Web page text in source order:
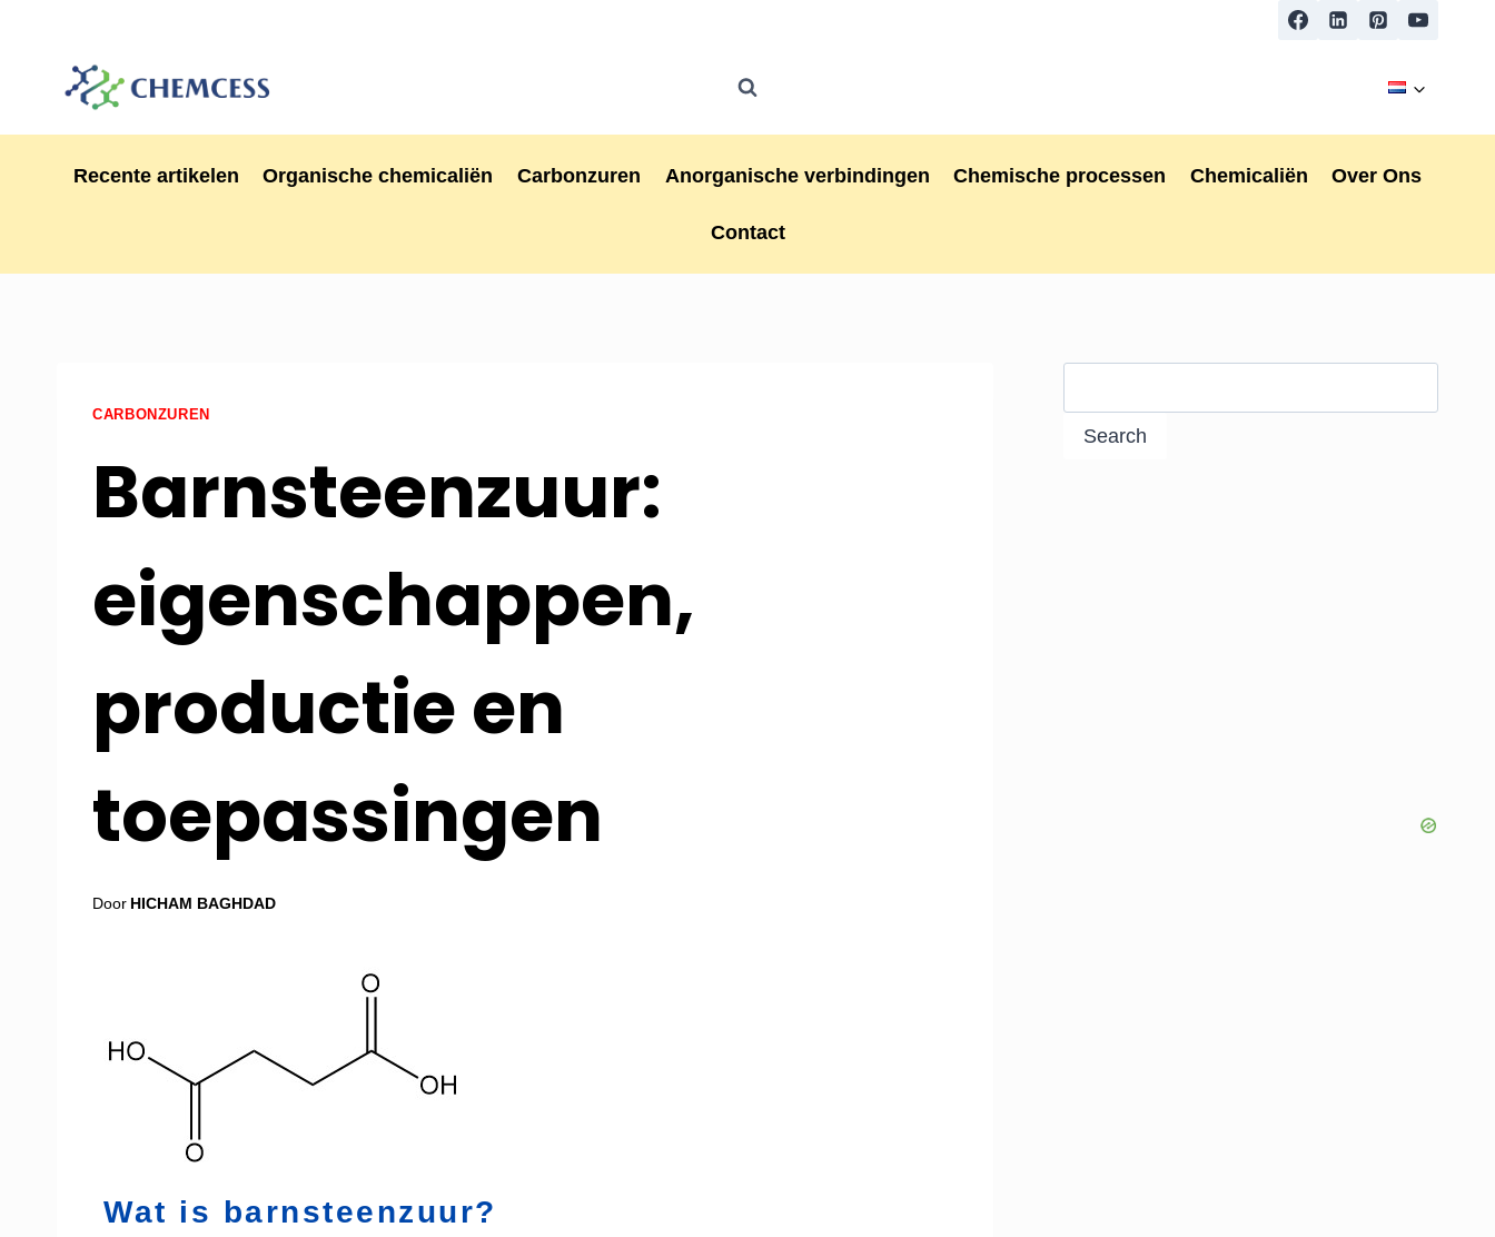
Recente artikelen Organische chemicaliën Carbonzuren Anorganische verbindingen Chemische processen Chemicaliën Over Ons
Contact
CARBONZUREN
Barnsteenzuur:
eigenschappen,
productie en
toepassingen
Door HICHAM BAGHDAD
Wat is barnsteenzuur?
Search